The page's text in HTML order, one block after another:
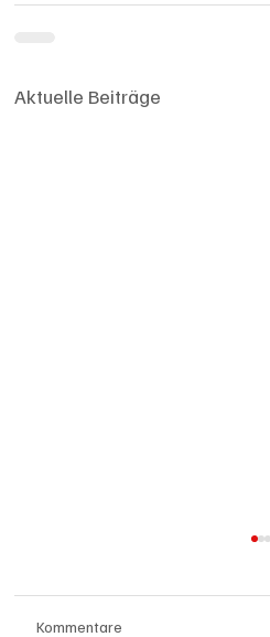
Aktuelle Beiträge
Kommentare